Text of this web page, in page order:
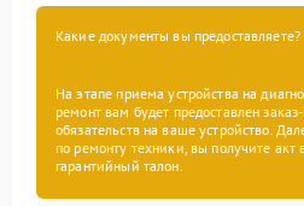
Какие документы вы предоставляете?
На этапе приема устройства на
ремонт вам будет предоставлен
обязательств на ваше устройство.
по ремонту техники, вы получите акт
гарантийный талон.